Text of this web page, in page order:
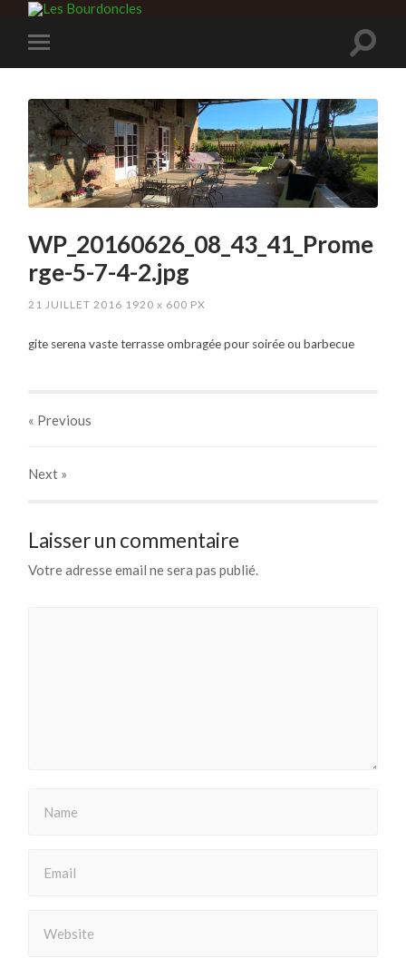
WP_20160626_08_43_41_Prome
rge-5-7-4-2.jpg
21 JUILLET 2016 1920x 600 PX
gite serena vaste terrasse ombragée pour soirée ou barbecue
« Previous
Next »
Laisser un commentaire
Votre adresse email ne sera pas publié.